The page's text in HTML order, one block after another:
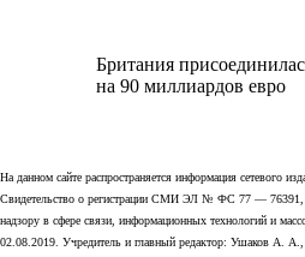
Британия
на 90 миллиардов евро
На данном сайте распространяется информация сетевого
Свидетельство о регистрации СМИ ЭЛ № ФС 77 — 76391,
надзору в сфере связи, информационных технологий и
02.08.2019. Учредитель и главный редактор: Ушаков А. А.,